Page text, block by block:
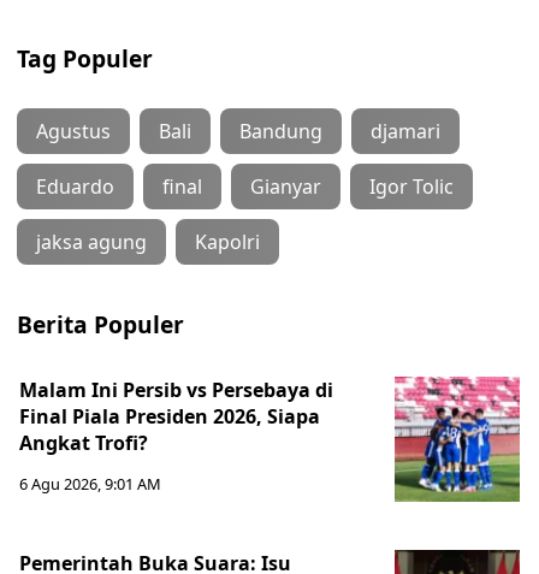
Tag Populer
Agustus Bali Bandung djamari
Eduardo final Gianyar Igor Tolic
jaksa agung Kapolri
Berita Populer
Malam Ini Persib vs Persebaya di
Final Piala Presiden 2026, Siapa
Angkat Trofi?
6 Agu 2026, 9:01 AM
Pemerintah Buka Suara: Isu